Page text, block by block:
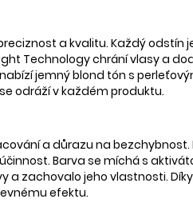
a kvalitu. Každý
Technology chrání vlasy a
jemný blond tón s
odráží v každém produktu.
a důrazu na
Barva se míchá s
a zachovalo jeho vlastnosti.
efektu.